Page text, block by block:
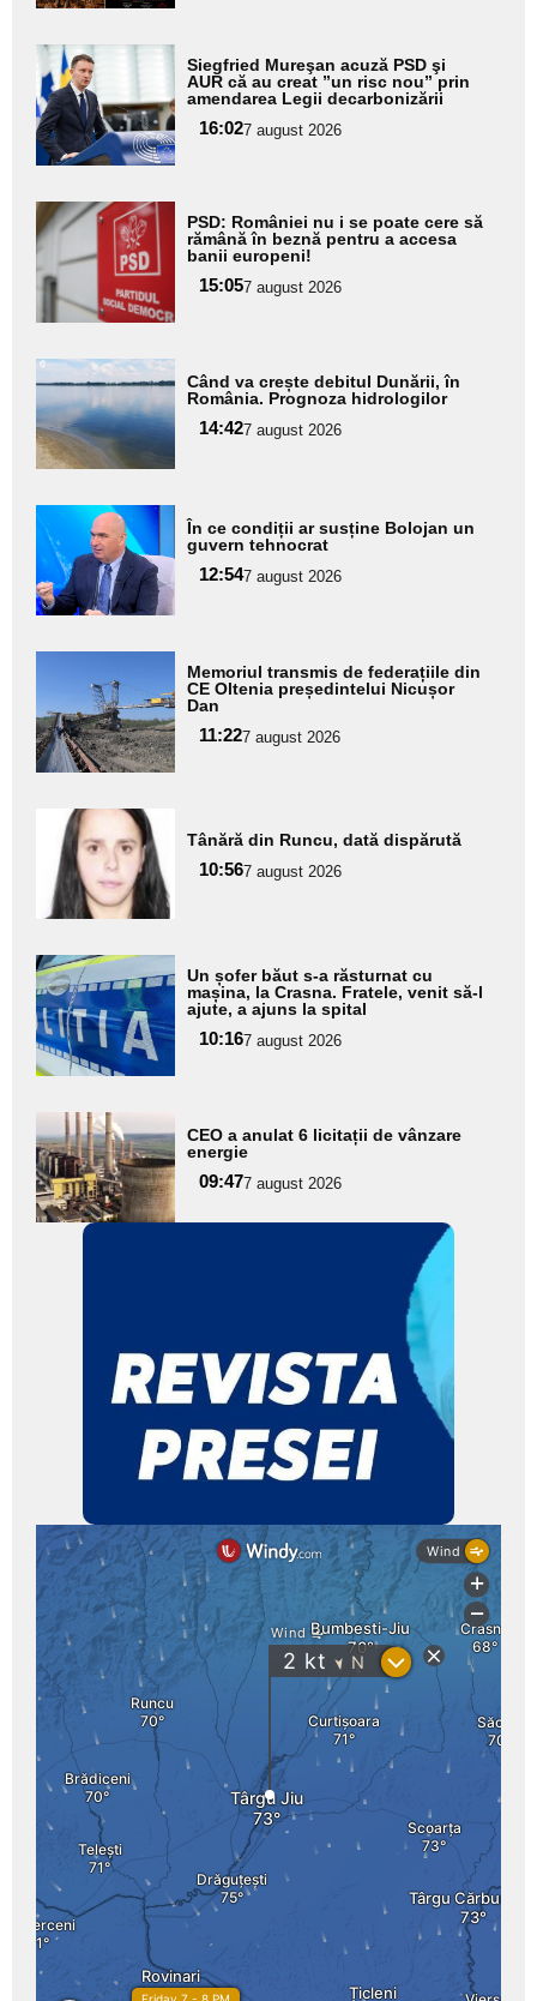
Adaugă
aici textul
pentru
subtitlu
Siegfried Mureşan acuză PSD şi
AUR că au creat ”un risc nou” prin
amendarea Legii decarbonizării
16:027 august 2026
Adaugă
aici textul
pentru
subtitlu
PSD: României nu i se poate cere să
rămână în beznă pentru a accesa
banii europeni!
15:057 august 2026
Adaugă
aici textul
pentru
subtitlu
Când va crește debitul Dunării, în
România. Prognoza hidrologilor
14:427 august 2026
Adaugă
aici textul
pentru
subtitlu
În ce condiții ar susține Bolojan un
guvern tehnocrat
12:547 august 2026
aici textul
pentru
subtitlu
Memoriul transmis de federațiile din
CE Oltenia președintelui Nicușor
Dan
11:227 august 2026
Adaugă
aici textul
pentru
subtitlu
Tânără din Runcu, dată dispărută
10:567 august 2026
Adaugă
aici textul
pentru
subtitlu
Un șofer băut s-a răsturnat cu
mașina, la Crasna. Fratele, venit să-l
ajute, a ajuns la spital
10:167 august 2026
Adaugă
aici textul
pentru
subtitlu
CEO a anulat 6 licitații de vânzare
energie
09:477 august 2026